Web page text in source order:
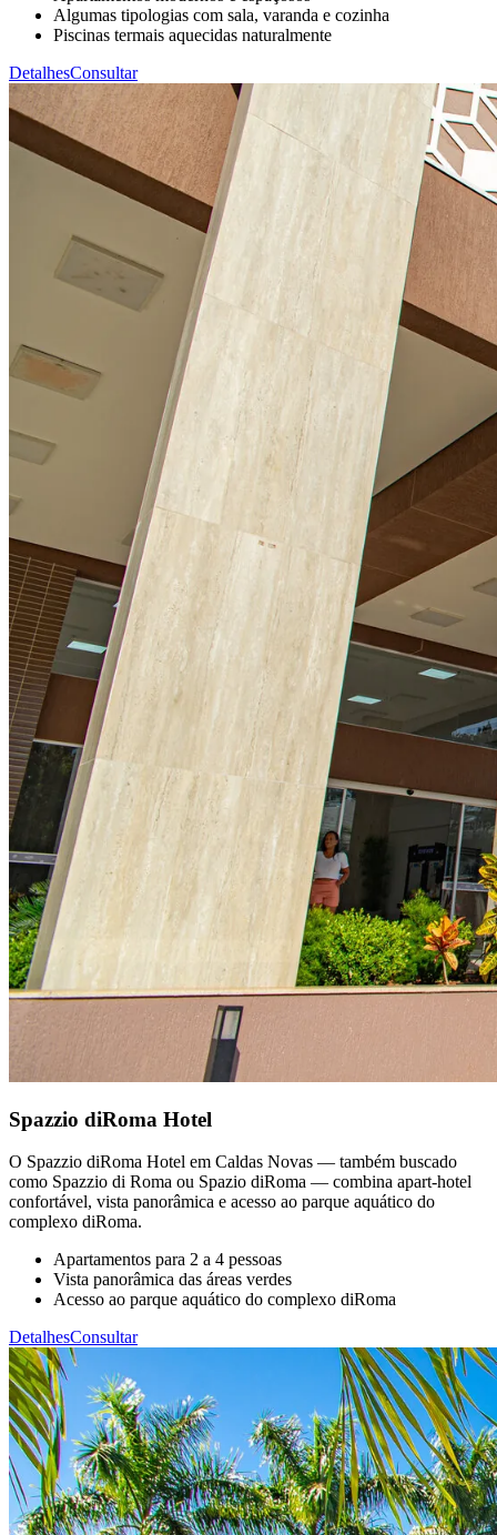
Algumas tipologias com sala, varanda e cozinha
Piscinas termais aquecidas naturalmente
DetalhesConsultar
Spazzio diRoma Hotel
O Spazzio diRoma Hotel em Caldas Novas — também buscado
como Spazzio di Roma ou Spazio diRoma — combina apart-hotel
confortável, vista panorâmica e acesso ao parque aquático do
complexo diRoma.
Apartamentos para 2 a 4 pessoas
Vista panorâmica das áreas verdes
Acesso ao parque aquático do complexo diRoma
DetalhesConsultar